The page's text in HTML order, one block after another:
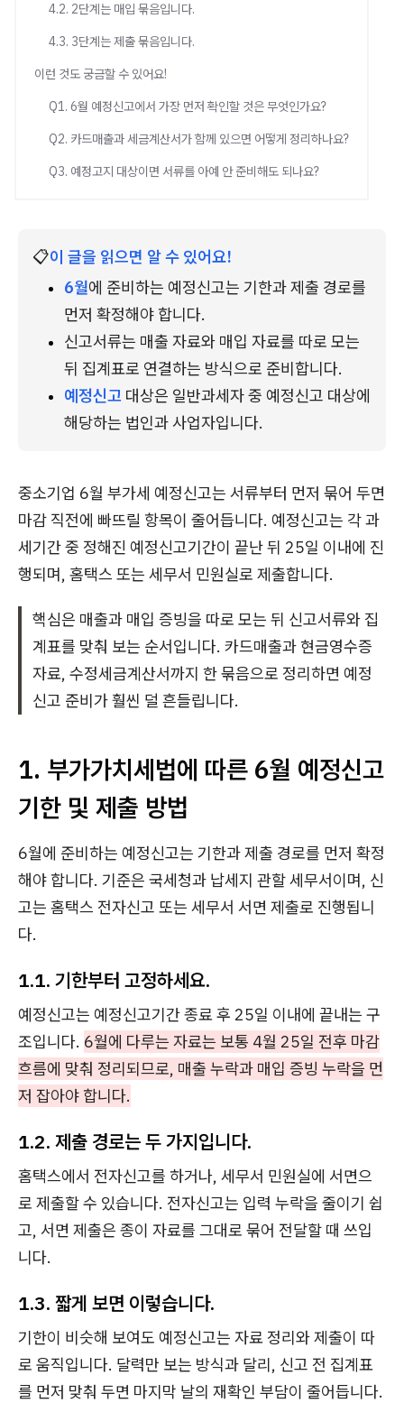
4.2. 2단계는 매입 묶음입니다.
4.3. 3단계는 제출 묶음입니다.
이런 것도 궁금할 수 있어요!
Q1. 6월 예정신고에서 가장 먼저 확인할 것은 무엇인가요?
Q2. 카드매출과 세금계산서가 함께 있으면 어떻게 정리하나요?
Q3. 예정고지 대상이면 서류를 아예 안 준비해도 되나요?
📋이 글을 읽으면 알 수 있어요!
6월에 준비하는 예정신고는 기한과 제출 경로를
먼저 확정해야 합니다.
신고서류는 매출 자료와 매입 자료를 따로 모는
뒤 집계표로 연결하는 방식으로 준비합니다.
예정신고 대상은 일반과세자 중 예정신고 대상에
해당하는 법인과 사업자입니다.
중소기업 6월 부가세 예정신고는 서류부터 먼저 묶어 두면
마감 직전에 빠뜨릴 항목이 줄어듭니다. 예정신고는 각 과
세기간 중 정해진 예정신고기간이 끝난 뒤 25일 이내에 진
행되며, 홈택스 또는 세무서 민원실로 제출합니다.
핵심은 매출과 매입 증빙을 따로 모는 뒤 신고서류와 집
계표를 맞춰 보는 순서입니다. 카드매출과 현금영수증
자료, 수정세금계산서까지 한 묶음으로 정리하면 예정
신고 준비가 훨씬 덜 흔들립니다.
1. 부가가치세법에 따른 6월 예정신고
기한 및 제출 방법
6월에 준비하는 예정신고는 기한과 제출 경로를 먼저 확정
해야 합니다. 기준은 국세청과 납세지 관할 세무서이며, 신
고는 홈택스 전자신고 또는 세무서 서면 제출로 진행됩니
다.
1.1. 기한부터 고정하세요.
예정신고는 예정신고기간 종료 후 25일 이내에 끝내는 구
조입니다. 6월에 다루는 자료는 보통 4월 25일 전후 마감
흐름에 맞춰 정리되므로, 매출 누락과 매입 증빙 누락을 먼
저 잡아야 합니다.
1.2. 제출 경로는 두 가지입니다.
홈택스에서 전자신고를 하거나, 세무서 민원실에 서면으
로 제출할 수 있습니다. 전자신고는 입력 누락을 줄이기 쉽
고, 서면 제출은 종이 자료를 그대로 묶어 전달할 때 쓰입
니다.
1.3. 짧게 보면 이렇습니다.
기한이 비슷해 보여도 예정신고는 자료 정리와 제출이 따
로 움직입니다. 달력만 보는 방식과 달리, 신고 전 집계표
를 먼저 맞춰 두면 마지막 날의 재확인 부담이 줄어듭니다.